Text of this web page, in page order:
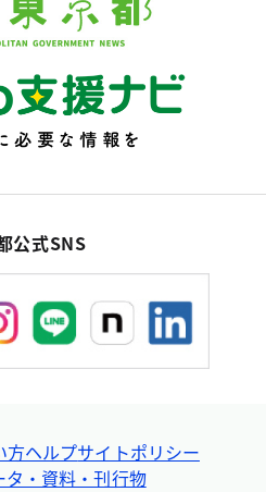
公式SNS
方ヘルプサイトポリシー
タ・資料・刊行物